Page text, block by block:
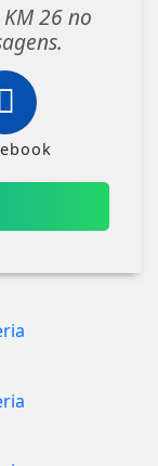
26 no